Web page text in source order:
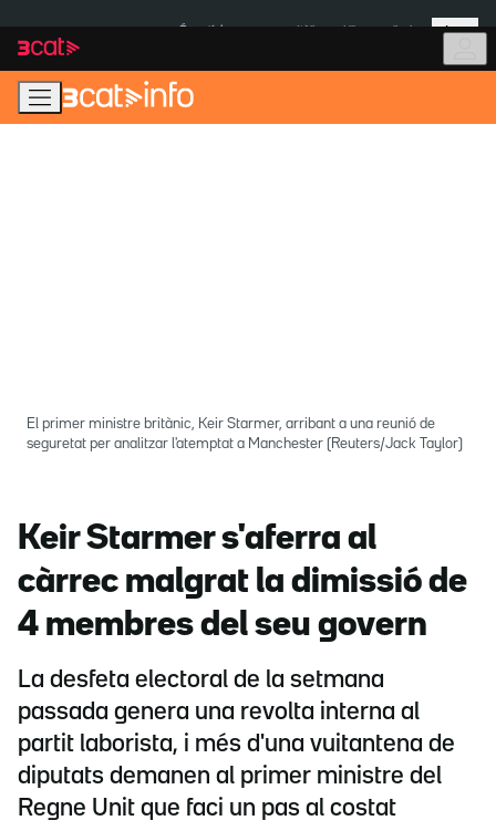
navegació
principal
contingut
Més
El primer ministre britànic, Keir Starmer, arribant a una reunió de
seguretat per analitzar l'atemptat a Manchester (Reuters/Jack Taylor)
Keir Starmer s'aferra al
càrrec malgrat la dimissió de
4 membres del seu govern
La desfeta electoral de la setmana
passada genera una revolta interna al
partit laborista, i més d'una vuitantena de
diputats demanen al primer ministre del
Regne Unit que faci un pas al costat